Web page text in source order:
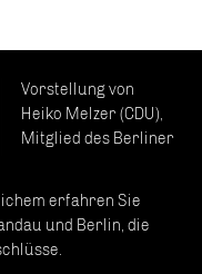
Vorstellung von
Heiko Melzer (CDU),
Mitglied des Berliner
erfahren Sie
und Berlin, die